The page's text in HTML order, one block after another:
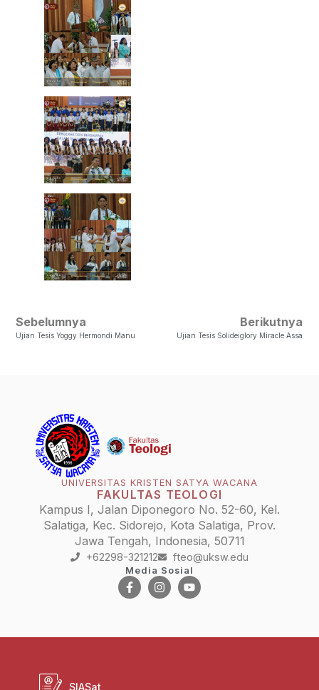
Sebelumnya
Ujian Tesis Yoggy Hermondi Manu
Berikutnya
Ujian Tesis Solideiglory Miracle Assa
UNIVERSITAS KRISTEN SATYA WACANA
FAKULTAS TEOLOGI
Kampus I, Jalan Diponegoro No. 52-60, Kel.
Salatiga, Kec. Sidorejo, Kota Salatiga, Prov.
Jawa Tengah, Indonesia, 50711
+62298-321212 fteo@uksw.edu
Media Sosial
SIASat